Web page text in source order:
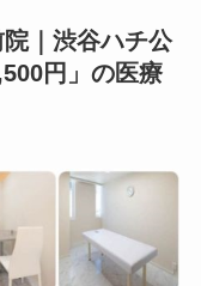
｜渋谷ハチ公
円」の医療